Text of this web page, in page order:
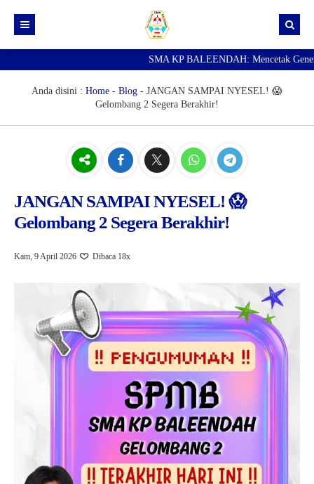
Berita
SNBP
SMA KP BALEENDAH: Mencetak
Anda disini : Home - Blog - JANGAN SAMPAI NYESEL! 😱
Gelombang 2 Segera Berakhir!
JANGAN SAMPAI NYESEL! 😱
Gelombang 2 Segera Berakhir!
Kam, 9 April 2026 Dibaca 18x